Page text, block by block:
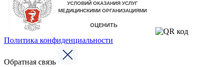
Политика конфиденциальности
Обратная связь